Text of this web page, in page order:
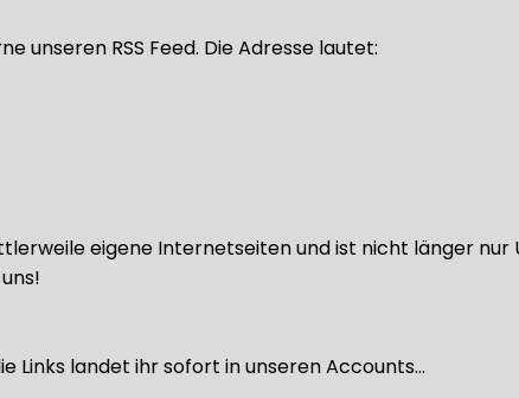
unseren RSS Feed. Die Adresse lautet:
eigene Internetseiten und ist nicht länger
Links landet ihr sofort in unseren Accounts…